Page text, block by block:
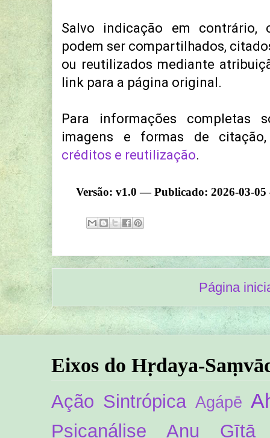
Salvo indicação em
podem ser compartilhados,
ou reutilizados mediante
link para a página original.
Para informações completas
imagens e formas de
créditos e reutilização.
Versão: v1.0 — Publicado: 2026-03-
Página
Eixos do Hṛdaya-
Ação Sintrópica Agápē
Psicanálise Anu Gītā